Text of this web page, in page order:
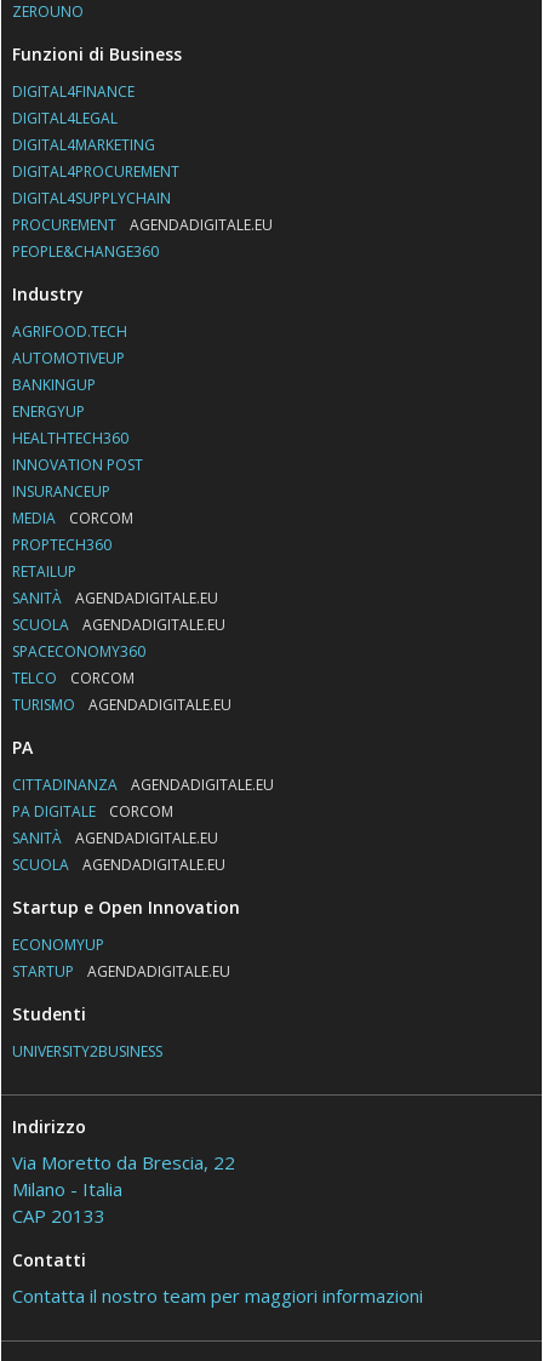
ZEROUNO
Funzioni di Business
DIGITAL4FINANCE
DIGITAL4LEGAL
DIGITAL4MARKETING
DIGITAL4PROCUREMENT
DIGITAL4SUPPLYCHAIN
PROCUREMENT
AGENDADIGITALE.EU
PEOPLE&CHANGE360
Industry
AGRIFOOD.TECH
AUTOMOTIVEUP
BANKINGUP
ENERGYUP
HEALTHTECH360
INNOVATION POST
INSURANCEUP
MEDIA
CORCOM
PROPTECH360
RETAILUP
SANITÀ
AGENDADIGITALE.EU
SCUOLA
AGENDADIGITALE.EU
SPACECONOMY360
TELCO
CORCOM
TURISMO
AGENDADIGITALE.EU
PA
CITTADINANZA
AGENDADIGITALE.EU
PA DIGITALE
CORCOM
SANITÀ
AGENDADIGITALE.EU
SCUOLA
AGENDADIGITALE.EU
Startup e Open Innovation
ECONOMYUP
STARTUP
AGENDADIGITALE.EU
Studenti
UNIVERSITY2BUSINESS
Indirizzo
Via Moretto da Brescia, 22
Milano - Italia
CAP 20133
Contatti
Contatta il nostro team per maggiori informazioni